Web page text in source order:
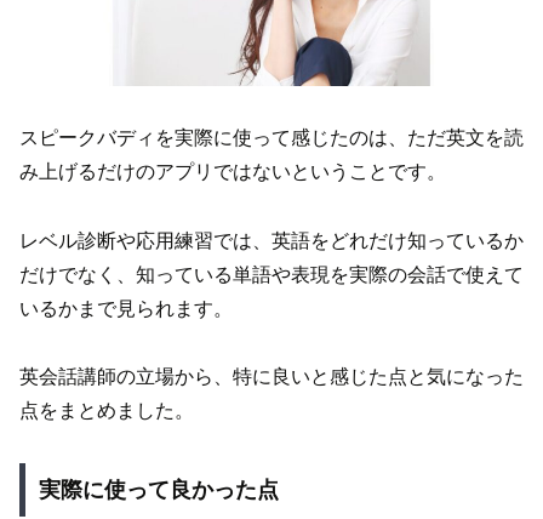
スピークバディを実際に使って感じたのは、ただ英文を読
み上げるだけのアプリではないということです。
レベル診断や応用練習では、英語をどれだけ知っているか
だけでなく、知っている単語や表現を実際の会話で使えて
いるかまで見られます。
英会話講師の立場から、特に良いと感じた点と気になった
点をまとめました。
実際に使って良かった点